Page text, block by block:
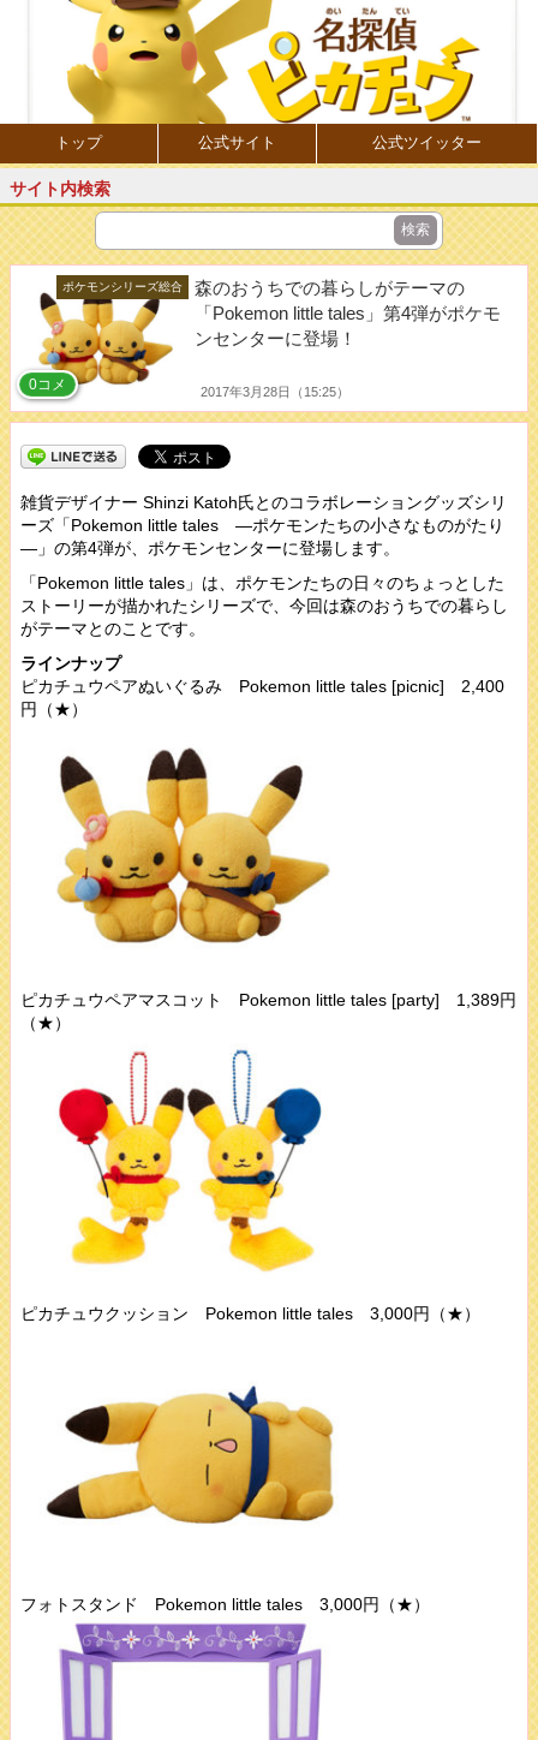
トップ 公式サイト 公式ツイッター
サイト内検索
ポケモンシリーズ総合
2017年3月28日（15:25）
森のおうちでの暮らしがテーマの
「Pokemon little tales」第4弾がポケモ
ンセンターに登場！
0コメ
雑貨デザイナー Shinzi Katoh氏とのコラボレーショングッズシリ
ーズ「Pokemon little tales ―ポケモンたちの小さなものがたり
―」の第4弾が、ポケモンセンターに登場します。
「Pokemon little tales」は、ポケモンたちの日々のちょっとした
ストーリーが描かれたシリーズで、今回は森のおうちでの暮らし
がテーマとのことです。
ラインナップ
ピカチュウペアぬいぐるみ Pokemon little tales [picnic] 2,400
円（★）
ピカチュウペアマスコット Pokemon little tales [party] 1,389円
（★）
ピカチュウクッション Pokemon little tales 3,000円（★）
フォトスタンド Pokemon little tales 3,000円（★）